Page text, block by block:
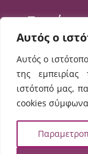
Αυτός ο
Αυτός ο
της
ιστότοπό μας,
cookies σύμφωνα
Σητεία
Περιοχή
ΤΘ 8556 ΤΚ
Τηλ:
 χάρτης
© 2024